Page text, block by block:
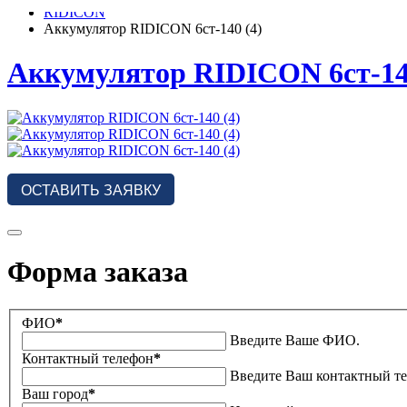
RIDICON
Аккумулятор RIDICON 6ст-140 (4)
Аккумулятор RIDICON 6ст-
ОСТАВИТЬ ЗАЯВКУ
Форма заказа
ФИО*
Введите Ваше ФИО.
Контактный телефон*
Введите Ваш контактный
Ваш город*